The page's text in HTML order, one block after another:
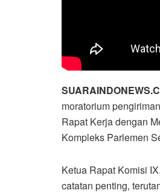
moratorium
Rapat Kerja dengan
Kompleks Parlemen
Ketua Rapat Komisi IX,
catatan penting,